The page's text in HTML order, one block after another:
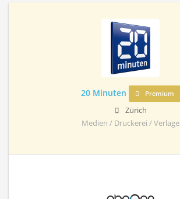
20 Minuten Premium
Zürich
Medien / Druckerei / Verlage